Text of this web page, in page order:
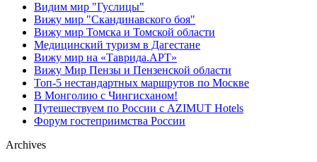
Видим мир "Гуслицы"
Вижу мир "Скандинавского боя"
Вижу мир Томска и Томской области
Медицинский туризм в Дагестане
Вижу мир на «Таврида.АРТ»
Вижу Мир Пензы и Пензенской области
Топ-5 нестандартных маршрутов по Москве
В Монголию с Чингисханом!
Путешествуем по России с AZIMUT Hotels
Форум гостеприимства России
Archives